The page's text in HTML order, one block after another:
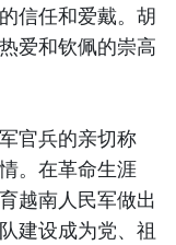
信任和爱戴。胡
爱和钦佩的崇高
官兵的亲切称
。在革命生涯
越南人民军做出
建设成为党、祖